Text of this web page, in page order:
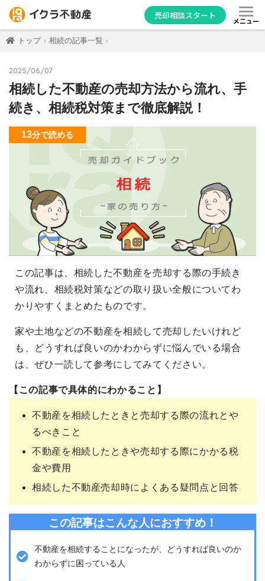
売却相談スタート
メニュー
トップ 相続の記事一覧
2025/06/07
相続した不動産の売却方法から流れ、手
続き、相続税対策まで徹底解説！
13分で読める
この記事は、相続した不動産を売却する際の手続き
や流れ、相続税対策などの取り扱い全般についてわ
かりやすくまとめたものです。
家や土地などの不動産を相続して売却したいけれど
も、どうすれば良いのかわからずに悩んでいる場合
は、ぜひ一読して参考にしてみてください。
【この記事で具体的にわかること】
不動産を相続したときと売却する際の流れとや
るべきこと
不動産を相続したときや売却する際にかかる税
金や費用
相続した不動産売却時によくある疑問点と回答
この記事はこんな人におすすめ！
不動産を相続することになったが、どうすれば良いのか
わからずに困っている人